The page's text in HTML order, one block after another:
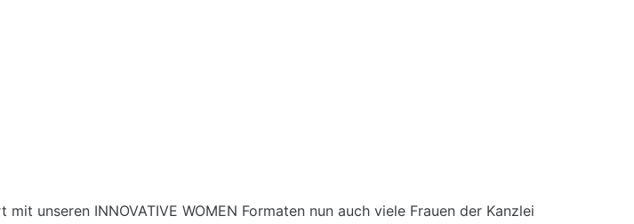
unseren INNOVATIVE WOMEN Formaten nun auch viele Frauen der Kanzlei